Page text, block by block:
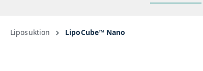
Liposuktion LipoCube™ Nano